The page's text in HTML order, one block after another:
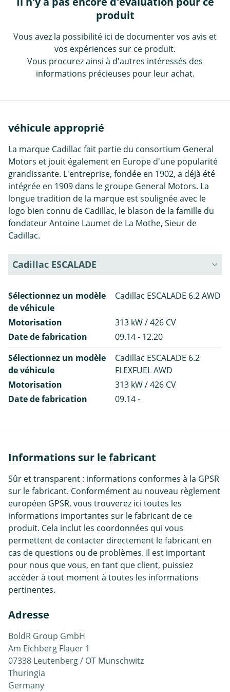
produit
Vous avez la possibilité ici de documenter vos avis et
vos expériences sur ce produit.
Vous procurez ainsi à d'autres intéressés des
informations précieuses pour leur achat.
véhicule approprié
La marque Cadillac fait partie du consortium General
Motors et jouit également en Europe d'une popularité
grandissante. L'entreprise, fondée en 1902, a déjà été
intégrée en 1909 dans le groupe General Motors. La
longue tradition de la marque est soulignée avec le
logo bien connu de Cadillac, le blason de la famille du
fondateur Antoine Laumet de La Mothe, Sieur de
Cadillac.
Cadillac ESCALADE
Sélectionnez un modèle
de véhicule
Cadillac ESCALADE 6.2 AWD
Motorisation
313 kW / 426 CV
Date de fabrication
09.14 - 12.20
Sélectionnez un modèle
de véhicule
Cadillac ESCALADE 6.2
FLEXFUEL AWD
Motorisation
313 kW / 426 CV
Date de fabrication
09.14 -
Informations sur le fabricant
Sûr et transparent : informations conformes à la GPSR
sur le fabricant. Conformément au nouveau règlement
européen GPSR, vous trouverez ici toutes les
informations importantes sur le fabricant de ce
produit. Cela inclut les coordonnées qui vous
permettent de contacter directement le fabricant en
cas de questions ou de problèmes. Il est important
pour nous que vous, en tant que client, puissiez
accéder à tout moment à toutes les informations
pertinentes.
Adresse
BoldR Group GmbH
Am Eichberg Flauer 1
07338 Leutenberg / OT Munschwitz
Thuringia
Germany